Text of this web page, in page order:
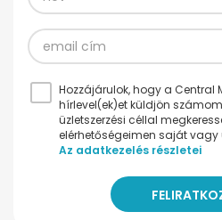
Hozzájárulok, hogy a Central
hírlevel(ek)et küldjön
üzletszerzési céllal
elérhetőségeimen saját
Az adatkezelés részletei